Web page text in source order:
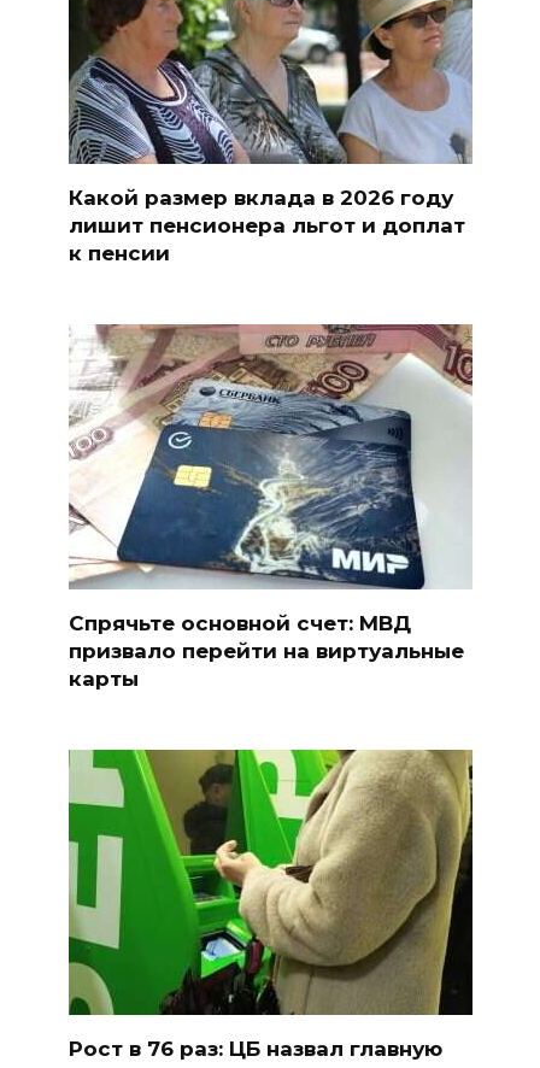
Какой размер вклада в 2026 году
лишит пенсионера льгот и доплат
к пенсии
Спрячьте основной счет: МВД
призвало перейти на виртуальные
карты
Рост в 76 раз: ЦБ назвал главную